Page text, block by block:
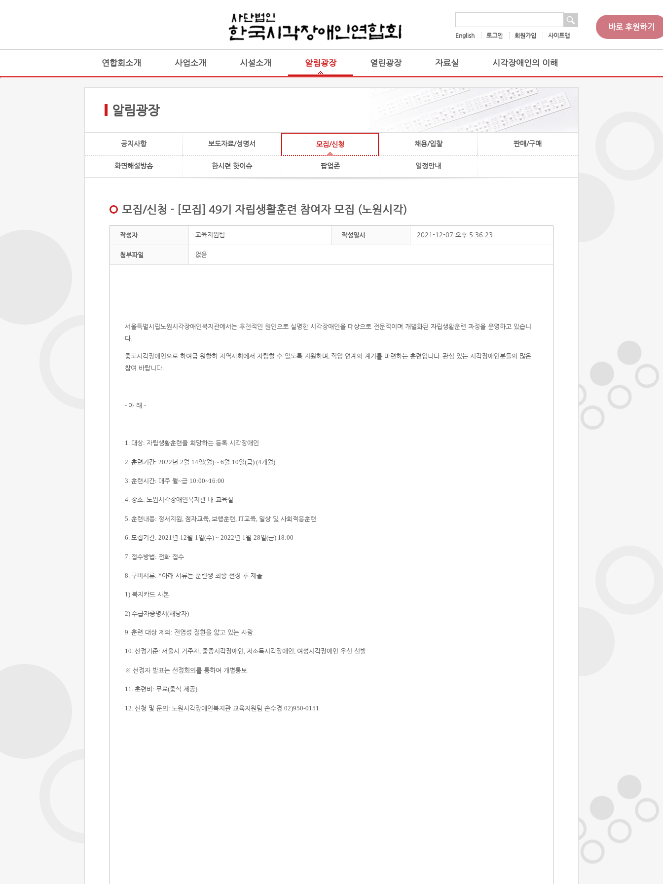
English 로그인 회원가입 사이트맵
바로 후원하기
연합회소개 사업소개 시설소개 알림광장 열린광장 자료실 시각장애인의 이해
알림광장
공지사항 보도자료/성명서 모집/신청 채용/입찰 판매/구매
화면해설방송 한시련 핫이슈 팝업존 일정안내
모집/신청 - [모집] 49기 자립생활훈련 참여자 모집 (노원시각)
작성자 교육지원팀 작성일시 2021-12-07 오후 5:36:23
첨부파일 없음
서울특별시립노원시각장애인복지관에서는 후천적인 원인으로 실명한 시각장애인을 대상으로 전문적이며 개별화된 자립생활훈련 과정을 운영하고 있습니
다
중도시각장애인으로 하여금 원활히 지역사회에서 자립할 수 있도록 지원하며 , 직업 연계의 계기를 마련하는 훈련입니다. 관심 있는 시각장애인분들의 많은
참여 바랍니다.
- 아 래 -
1. 대상: 자립생활훈련을 희망하는 등록 시각장애인
2. 훈련기간: 2022년 2월 14일(월) ~ 6월 10일(금) (4개월)
3. 훈련시간: 매주 월~금 10:00~16:00
4. 장소: 노원시각장애인복지관 내 교육실
5. 훈련내용: 정서지원 , 점자교육, 보행훈련 , IT교육, 일상 및 사회적응훈련
6. 모집기간: 2021년 12월 1일(수) ~ 2022년 1월 28일(금) 18:00
7. 접수방법: 전화 접수
8. 구비서류: *아래 서류는 훈련생 최종 선정 후 제출
1) 복지카드 사본
2) 수급자증명서(해당자)
9. 훈련 대상 제외 : 전염성 질환을 앓고 있는 사람.
10. 선정기준: 서울시 거주자, 중증시각장애인, 저소득시각장애인, 여성시각장애인 우선 선발
※ 선정자 발표는 선정회의를 통하여 개별통보 .
11. 훈련비 : 무료(중식 제공)
12. 신청 및 문의: 노원시각장애인복지관 교육지원팀 손수경 02)950-0151